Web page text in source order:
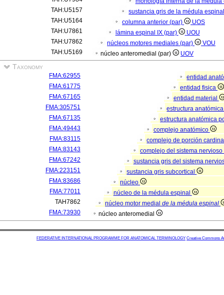
TAH:U5157
sustancia gris de la médula
TAH:U5164
columna anterior (par)
UOS
TAH:U7861
lámina espinal IX (par)
UOU
TAH:U7862
núcleos motores mediales (par)
VOU
TAH:U5169
núcleo anteromedial (par) UOV
Taxonomy
FMA:62955
entidad
FMA:61775
entidad fisica
FMA:67165
entidad material
FMA:305751
estructura
FMA:67135
estructura anatómica
FMA:49443
complejo anatómico
FMA:83115
complejo de porción
FMA:83143
complejo del sistema
FMA:67242
sustancia gris del sistema
FMA:223151
sustancia gris subcortical
FMA:83686
núcleo
FMA:77011
núcleo de la médula espinal
TAH7862
núcleo motor medial de la médula espinal
FMA:73930
núcleo anteromedial
FEDERATIVE INTERNATIONAL PROGRAMME FOR ANATOMICAL TERMINOLOGY Creative Commons